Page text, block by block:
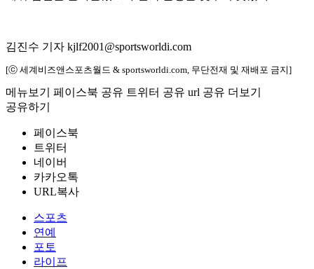
김진수 기자 kjlf2001@sportsworldi.com
[ⓒ 세계비즈앤스포츠월드 & sportsworldi.com, 무단전재 및 재배포 금지]
메뉴보기 페이스북 공유 트위터 공유 url 공유 더보기
공유하기
페이스북
트위터
네이버
카카오톡
URL복사
스포츠
연예
포토
라이프